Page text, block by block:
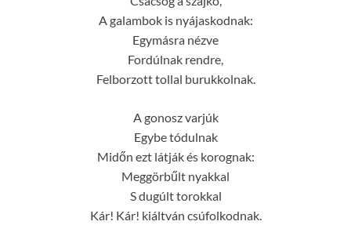
A galambok is nyájaskodnak:
Egymásra nézve
Fordúlnak rendre,
Felborzott tollal burukkolnak.
A gonosz varjúk
Egybe tódulnak
Midőn ezt látják és korognak:
Meggörbűlt nyakkal
S dugúlt torokkal
Kár! Kár! kiáltván csúfolkodnak.